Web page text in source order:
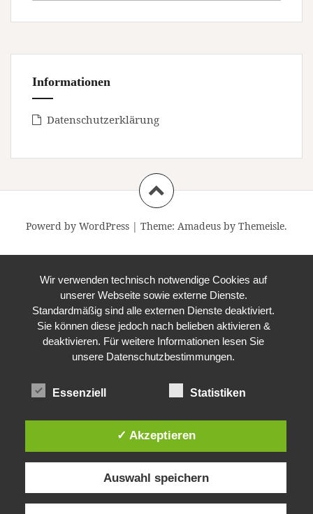
Informationen
Datenschutzerklärung
Powerd by WordPress | Theme: Amadeus by Themeisle.
Wir verwenden technisch notwendige Cookies auf
unserer Webseite sowie externe Dienste.
Standardmäßig sind alle externen Dienste deaktiviert.
Sie können diese jedoch nach belieben aktivieren &
deaktivieren. Für weitere Informationen lesen Sie
unsere Datenschutzbestimmungen.
Essenziell Statistiken
✓ Akzeptieren
Auswahl speichern